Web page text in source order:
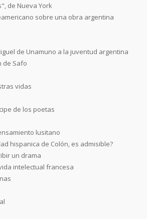
de Nueva York
sobre una obra argentina
de Unamuno a la juventud argentina
de Safo
vidas
de los poetas
lusitano
hispanica de Colón, es admisible?
un drama
intelectual francesa